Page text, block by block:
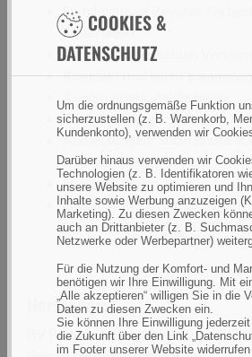
COOKIES &
DATENSCHUTZ
Um die ordnungsgemäße Funktion
sicherzustellen (z. B. Warenkorb,
Kundenkonto), verwenden wir
Darüber hinaus verwenden wir
Technologien (z. B. Identifikatoren
unsere Website zu optimieren und
Inhalte sowie Werbung anzuzeigen
Marketing). Zu diesen Zwecken
auch an Drittanbieter (z. B.
Netzwerke oder Werbepartner)
Für die Nutzung der Komfort- und
benötigen wir Ihre Einwilligung. Mit
„Alle akzeptieren“ willigen Sie in die
Daten zu diesen Zwecken ein.
Sie können Ihre Einwilligung
die Zukunft über den Link
im Footer unserer Website
Durchgängige Revolve-
Materialien
Armlehnen bei beiden
Kompakt und leicht
Gewicht: 55 kg
Abmessungen: 50cm Breite
Rückenhöhe
Höhe: 44-51cm
Haupt-Außenstoff 100%
Polsterung/Füllung 100%
Hersteller:
BV Preston Innovations Europe,